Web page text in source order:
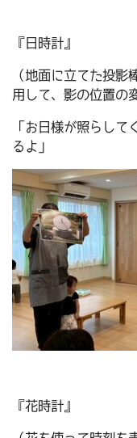
『日時計』
（地面に立てた投影
用して、影の位置の
「お日様が照らして
るよ」
『花時計』